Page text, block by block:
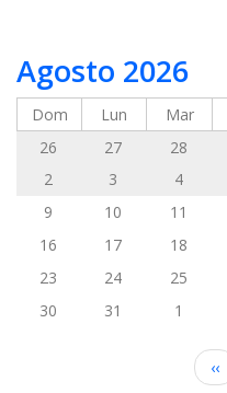
de
ayuda
la
navegación
Agosto 2026
Dom Lun Mar
26
27 28
2
3 4
9
10 11
16
17 18
23
24 25
30
31 1
‹‹